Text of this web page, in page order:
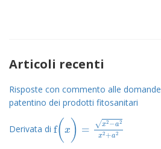
Articoli recenti
Risposte con commento alle
patentino dei prodotti fitosanitari
Derivata di f( x ) = x2 −a2
√
x2+a2
f(x )= x2 -a2 x2+a2